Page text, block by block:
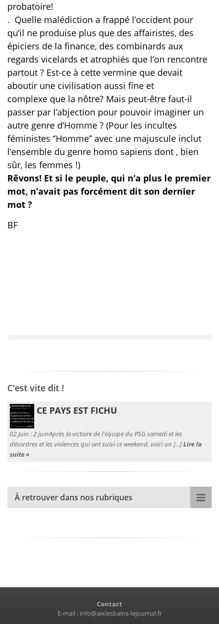
probatoire!
. Quelle malédiction a frappé l’occident pour
qu’il ne produise plus que des affairistes, des
épiciers de la finance, des combinards aux
regards vicelards et atrophiés que l’on rencontre
partout ? Est-ce à cette vermine que devait
aboutir une civilisation aussi fine et
complexe que la nôtre? Mais peut-être faut-il
passer par l’abjection pour pouvoir imaginer un
autre genre d’Homme ? (Pour les incultes
féministes ‘’Homme’’ avec une majuscule inclut
l’ensemble du genre homo sapiens dont , bien
sûr, les femmes !)
Rêvons! Et si le peuple, qui n’a plus le premier
mot, n’avait pas forcément dit son dernier
mot ?
BF
C'est vite dit !
CE PAYS EST FICHU
02 Juin :2 juinAprès la victoire de l'équipe du PSG samedi et les
désordres et les violences qui ont suivi ce weekend, voici un [...]Lire la
suite »
À retrouver dans nos rubriques
Contact
E-mail : info@aixlesbains-lejournal.fr